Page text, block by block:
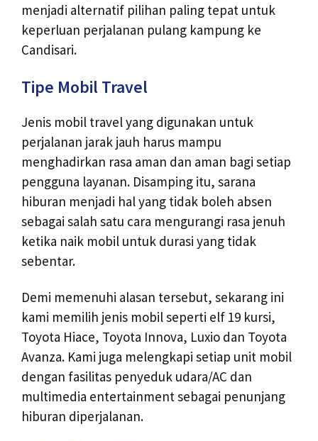
menjadi alternatif pilihan paling tepat untuk
keperluan perjalanan pulang kampung ke
Candisari.
Tipe Mobil Travel
Jenis mobil travel yang digunakan untuk
perjalanan jarak jauh harus mampu
menghadirkan rasa aman dan aman bagi setiap
pengguna layanan. Disamping itu, sarana
hiburan menjadi hal yang tidak boleh absen
sebagai salah satu cara mengurangi rasa jenuh
ketika naik mobil untuk durasi yang tidak
sebentar.
Demi memenuhi alasan tersebut, sekarang ini
kami memilih jenis mobil seperti elf 19 kursi,
Toyota Hiace, Toyota Innova, Luxio dan Toyota
Avanza. Kami juga melengkapi setiap unit mobil
dengan fasilitas penyeduk udara/AC dan
multimedia entertainment sebagai penunjang
hiburan diperjalanan.